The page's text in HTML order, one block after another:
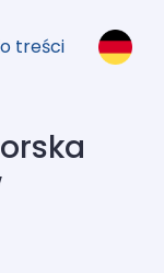
treści